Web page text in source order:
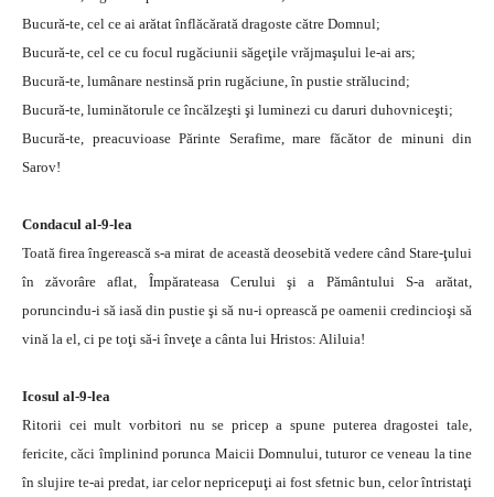
Bucură-te, cel ce ai arătat înflăcărată dragoste către Domnul;
Bucură-te, cel ce cu focul rugăciunii săgeţile vrăjmaşului le-ai ars;
Bucură-te, lumânare nestinsă prin rugăciune, în pustie strălucind;
Bucură-te, luminătorule ce încălzeşti şi luminezi cu daruri duhovniceşti;
Bucură-te, preacuvioase Părinte Serafime, mare făcător de minuni din
Sarov!
Condacul al-9-lea
Toată firea îngerească s-a mirat de această deosebită vedere când Stare-ţului
în zăvorâre aflat, Împărateasa Cerului şi a Pământului S-a arătat,
poruncindu-i să iasă din pustie şi să nu-i oprească pe oamenii credincioşi să
vină la el, ci pe toţi să-i înveţe a cânta lui Hristos: Aliluia!
Icosul al-9-lea
Ritorii cei mult vorbitori nu se pricep a spune puterea dragostei tale,
fericite, căci împlinind porunca Maicii Domnului, tuturor ce veneau la tine
în slujire te-ai predat, iar celor nepricepuţi ai fost sfetnic bun, celor întristaţi